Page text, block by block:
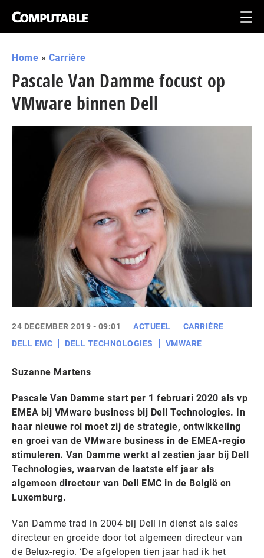
Home » Carrière
Pascale Van Damme focust op
VMware binnen Dell
24 DECEMBER 2019 - 09:01 ACTUEEL
CARRIÈRE
DELL EMC
DELL TECHNOLOGIES VMWARE
Suzanne Martens
Pascale Van Damme start per 1 februari 2020 als vp
EMEA bij VMware business bij Dell Technologies. In
haar nieuwe rol moet zij de strategie, ontwikkeling
en groei van de VMware business in de EMEA-regio
stimuleren. Van Damme werkt al zestien jaar bij Dell
Technologies, waarvan de laatste elf jaar als
algemeen directeur van Dell EMC in de België en
Luxemburg.
Van Damme trad in 2004 bij Dell in dienst als sales
directeur en groeide door tot algemeen directeur van
de Belux-regio. ‘De afgelopen tien jaar had ik het